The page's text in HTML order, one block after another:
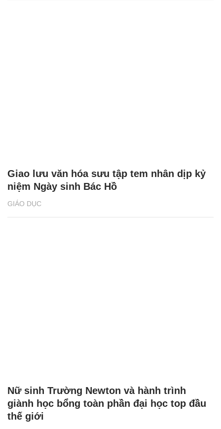
GIÁO DỤC
Giao lưu văn hóa sưu tập tem nhân dịp kỷ
niệm Ngày sinh Bác Hồ
Nữ sinh Trường Newton và hành trình
giành học bổng toàn phần đại học top đầu
thế giới